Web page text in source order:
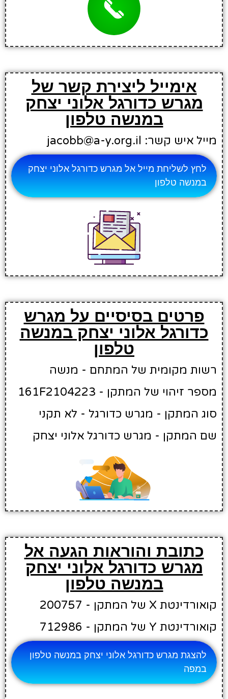
אימייל ליצירת קשר של
מגרש כדורגל אלוני יצחק
במנשה טלפון
מייל איש קשר: jacobb@a-y.org.il
לחץ לשליחת מייל אל מגרש כדורגל אלוני יצחק
במנשה טלפון
פרטים בסיסיים על מגרש
כדורגל אלוני יצחק במנשה
טלפון
רשות מקומית של המתחם - מנשה
מספר זיהוי של המתקן - 161F2104223
סוג המתקן - מגרש כדורגל - לא תקני
שם המתקן - מגרש כדורגל אלוני יצחק
כתובת והוראות הגעה אל
מגרש כדורגל אלוני יצחק
במנשה טלפון
קואורדינטת X של המתקן - 200757
קואורדינטת Y של המתקן - 712986
להצגת מגרש כדורגל אלוני יצחק במנשה טלפון
במפה